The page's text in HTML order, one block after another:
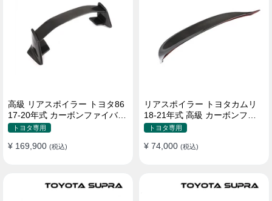
高級 リアスポイラー トヨタ86
17-20年式 カーボンファイバー
貼り付け装着
トヨタ専用
¥ 169,900 (税込)
リアスポイラー トヨタカムリ
18-21年式 高級 カーボンファ
イバー
トヨタ専用
¥ 74,000 (税込)